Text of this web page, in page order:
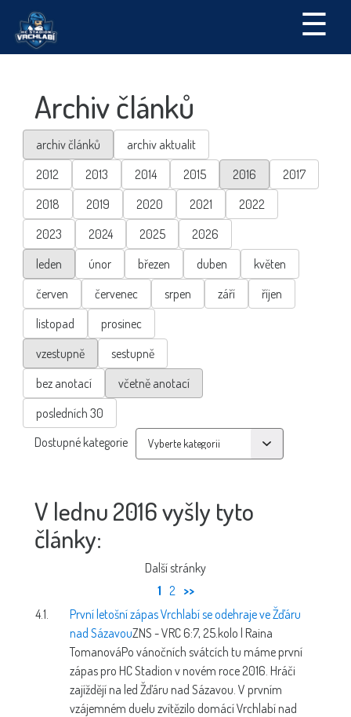
☰
Archiv článků
archiv článků
archiv aktualit
2012
2013 2014 2015 2016
2017
2018
2019 2020 2021
2022
2023
2024 2025
2026
leden
únor březen duben
květen
červen
červenec srpen září
říjen
listopad
prosinec
vzestupně
sestupně
bez anotací
včetně anotací
posledních 30
Dostupné kategorie
V lednu 2016 vyšly tyto
články:
Další stránky
1 2 >>
4.1.
První letošní zápas Vrchlabí se odehraje ve Žďáru
nad SázavouZNS - VRC 6:7, 25.kolo | Raina
TomanováPo vánočních svátcích tu máme první
zápas pro HC Stadion v novém roce 2016. Hráči
zajíždějí na led Žďáru nad Sázavou. V prvním
vzájemném duelu zvítězilo domácí Vrchlabí nad